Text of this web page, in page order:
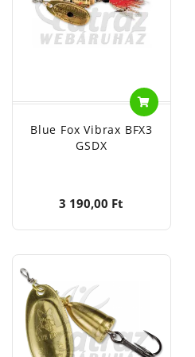
jellemzik, melyek mind a
már lassú indításra is.
horgásznak. Nagyszerű
tulajdonságainak és
éjszakai pergetés
Egyedülálló
Blue Fox Vibrax BFX3
GSDX
3 190,00 Ft